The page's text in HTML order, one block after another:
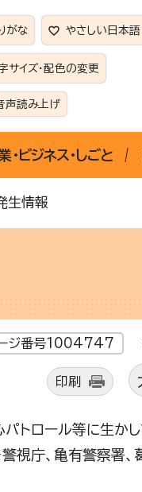
がな やさしい日本語
サイズ・配色の変更
声読み上げ
・ビジネス・しごと
生情報
ジ番号1004747
印刷
トロール等に生かし
視庁、亀有警察署